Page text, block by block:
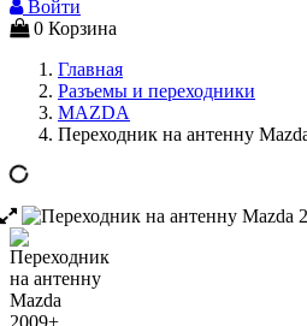
Войти
0 Корзина
Главная
Разъемы и переходники
MAZDA
Переходник на антенну